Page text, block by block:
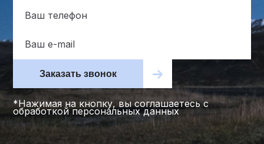
Заказать звонок
*Нажимая на кнопку, вы соглашаетесь с
обработкой персональных данных